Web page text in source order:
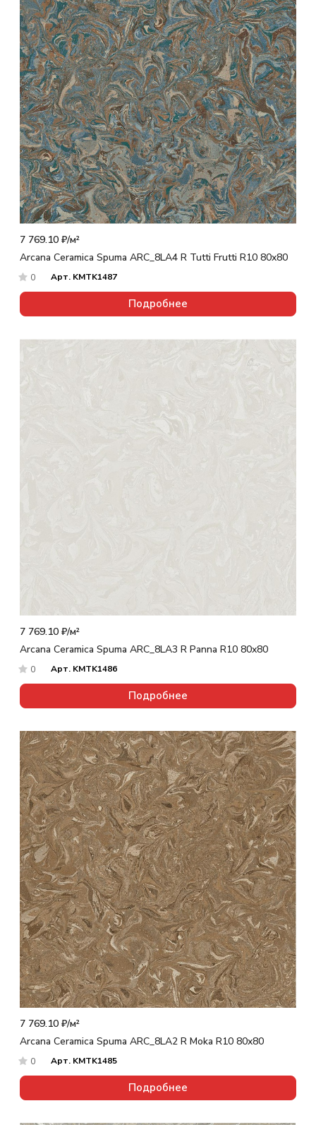
7 769.10 ₽/м²
Arcana Ceramica Spuma ARC_8LA4 R Tutti Frutti R10 80x80
0 Арт. KMTK1487
Подробнее
7 769.10 ₽/м²
Arcana Ceramica Spuma ARC_8LA3 R Panna R10 80x80
0 Арт. KMTK1486
Подробнее
7 769.10 ₽/м²
Arcana Ceramica Spuma ARC_8LA2 R Moka R10 80x80
0 Арт. KMTK1485
Подробнее